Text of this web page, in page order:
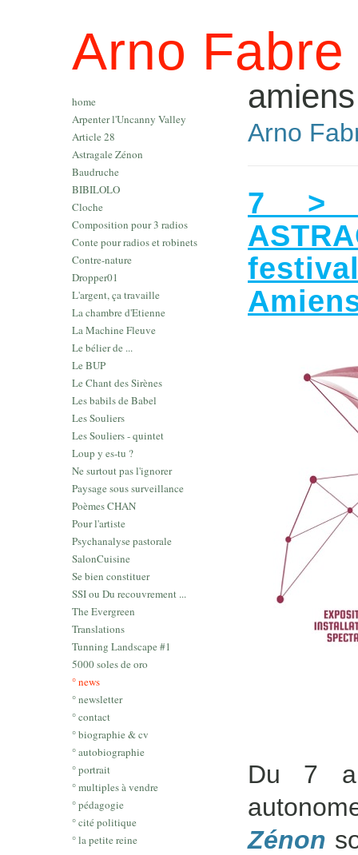
Arno Fabre
home
Arpenter l'Uncanny Valley
Article 28
Astragale Zénon
Baudruche
BIBILOLO
Cloche
Composition pour 3 radios
Conte pour radios et robinets
Contre-nature
Dropper01
L'argent, ça travaille
La chambre d'Etienne
La Machine Fleuve
Le bélier de ...
Le BUP
Le Chant des Sirènes
Les babils de Babel
Les Souliers
Les Souliers - quintet
Loup y es-tu ?
Ne surtout pas l'ignorer
Paysage sous surveillance
Poèmes CHAN
Pour l'artiste
Psychanalyse pastorale
SalonCuisine
Se bien constituer
SSI ou Du recouvrement ...
The Evergreen
Translations
Tunning Landscape #1
5000 soles de oro
° news
° newsletter
° contact
° biographie & cv
° autobiographie
° portrait
° multiples à vendre
° pédagogie
° cité politique
° la petite reine
amiens
Arno
7 >
Du 7
Zénon